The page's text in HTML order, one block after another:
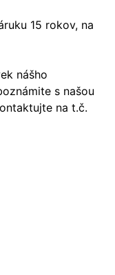
15 rokov, na
nášho
s našou
na t.č.